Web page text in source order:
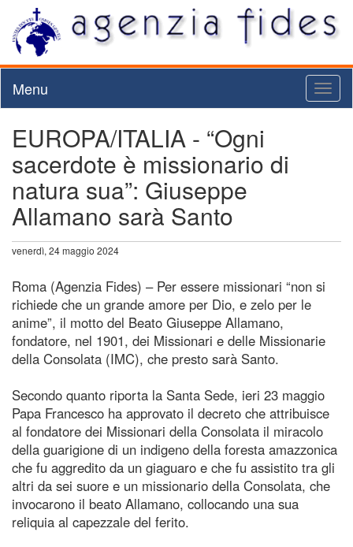
Menu
EUROPA/ITALIA - “Ogni
sacerdote è missionario di
natura sua”: Giuseppe
Allamano sarà Santo
venerdì, 24 maggio 2024
Roma (Agenzia Fides) – Per essere missionari “non si
richiede che un grande amore per Dio, e zelo per le
anime”, il motto del Beato Giuseppe Allamano,
fondatore, nel 1901, dei Missionari e delle Missionarie
della Consolata (IMC), che presto sarà Santo.
Secondo quanto riporta la Santa Sede, ieri 23 maggio
Papa Francesco ha approvato il decreto che attribuisce
al fondatore dei Missionari della Consolata il miracolo
della guarigione di un indigeno della foresta amazzonica
che fu aggredito da un giaguaro e che fu assistito tra gli
altri da sei suore e un missionario della Consolata, che
invocarono il beato Allamano, collocando una sua
reliquia al capezzale del ferito.